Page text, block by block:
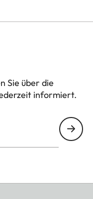
Sie über die
informiert.